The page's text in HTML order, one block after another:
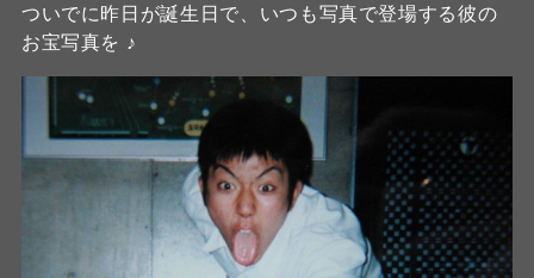
ついでに昨日が誕生日で、いつも写真で登場する彼の
お宝写真を ♪